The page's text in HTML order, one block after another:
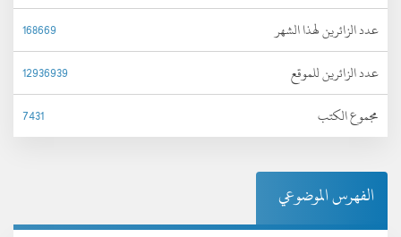
عدد الزائرين لهذا الشهر
168669
عدد الزائرين للموقع
12936939
مجموع الكتب
7431
الفهرس الموضوعي